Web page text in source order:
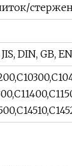
DIN, GB, EN